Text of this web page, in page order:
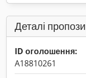
Деталі
ID оголошення:
A18810261